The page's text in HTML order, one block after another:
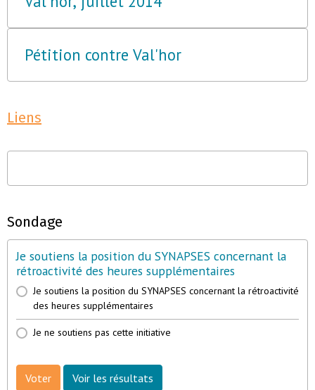
Pétition contre Val'hor
Liens
Sondage
Je soutiens la position du SYNAPSES concernant la
rétroactivité des heures supplémentaires
Je soutiens la position du SYNAPSES concernant la rétroactivité
des heures supplémentaires
Je ne soutiens pas cette initiative
Voter Voir les résultats